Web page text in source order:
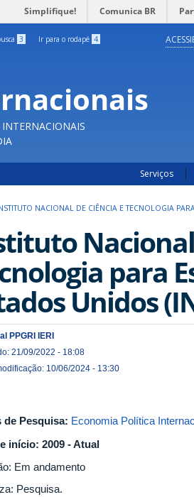
Simplifique! Comunica BR
3 Ir para o rodapé 4
Serviços
NACIONAL DE CIÊNCIA E TECNOLOGIA
para
Unidos
PPGRI IERI
21/09/2022 - 18:08
10/06/2024 - 13:30
de Pesquisa: Economia Política
início: 2009 - Atual
Em andamento
Pesquisa.